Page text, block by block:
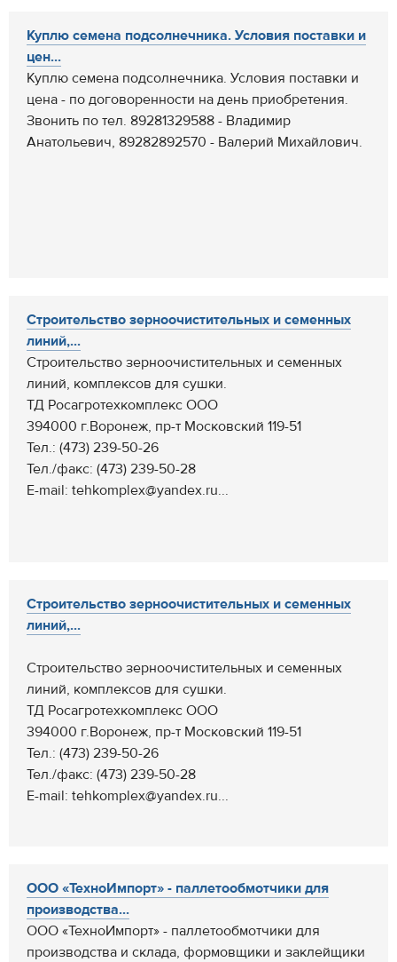
Куплю семена подсолнечника. Условия поставки и
цен...
Куплю семена подсолнечника. Условия поставки и
цена - по договоренности на день приобретения.
Звонить по тел. 89281329588 - Владимир
Анатольевич, 89282892570 - Валерий Михайлович.
Строительство зерноочистительных и семенных
линий,...
Строительство зерноочистительных и семенных
линий, комплексов для сушки.
ТД Росагротехкомплекс ООО
394000 г.Воронеж, пр-т Московский 119-51
Тел.: (473) 239-50-26
Тел./факс: (473) 239-50-28
E-mail: tehkomplex@yandex.ru...
Строительство зерноочистительных и семенных
линий,...
Строительство зерноочистительных и семенных
линий, комплексов для сушки.
ТД Росагротехкомплекс ООО
394000 г.Воронеж, пр-т Московский 119-51
Тел.: (473) 239-50-26
Тел./факс: (473) 239-50-28
E-mail: tehkomplex@yandex.ru...
ООО «ТехноИмпорт» - паллетообмотчики для
производства...
ООО «ТехноИмпорт» - паллетообмотчики для
производства и склада, формовщики и заклейщики